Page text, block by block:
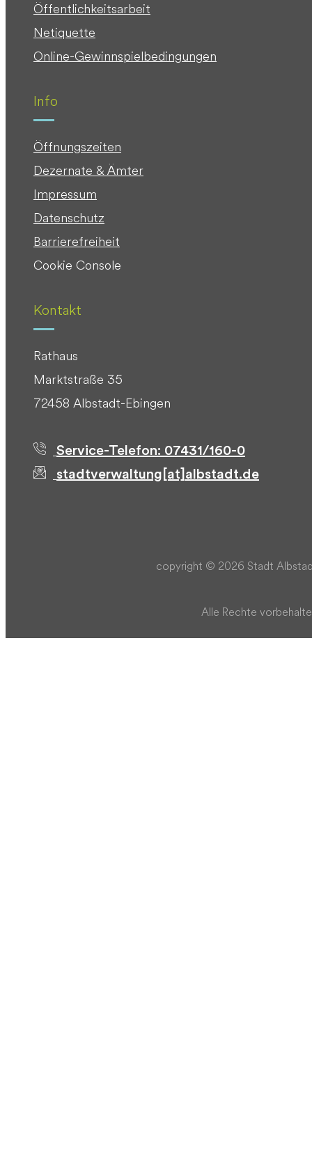
Öffentlichkeitsarbeit
Netiquette
Online-Gewinnspielbedingungen
Info
Öffnungszeiten
Dezernate & Ämter
Impressum
Datenschutz
Barrierefreiheit
Cookie Console
Kontakt
Rathaus
Marktstraße 35
72458 Albstadt-Ebingen
Service-Telefon: 07431/160-0
stadtverwaltung[at]albstadt.de
copyright © 2026 Stadt
Alle Rechte